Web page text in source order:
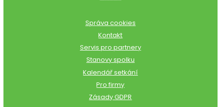
Správa cookies
Kontakt
Servis pro partnery
Stanovy spolku
Kalendář setkání
Pro firmy
Zásady GDPR